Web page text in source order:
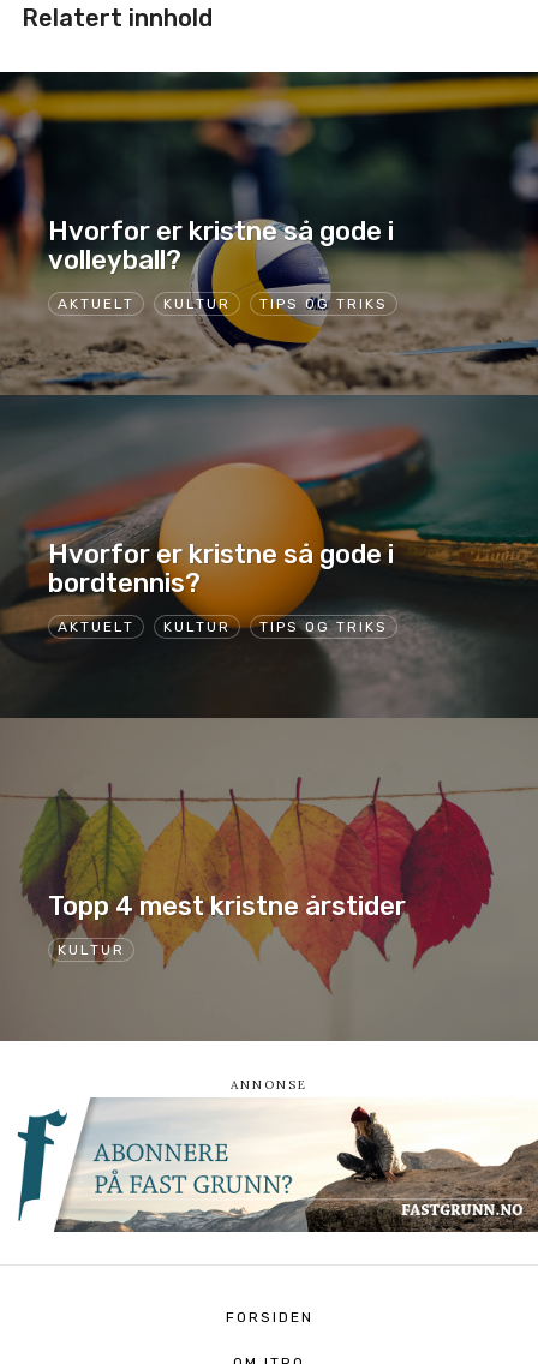
Relatert innhold
AKTUELT KULTUR TIPS OG TRIKS
Hvorfor er kristne så gode i
volleyball?
AKTUELT KULTUR TIPS OG TRIKS
Hvorfor er kristne så gode i
bordtennis?
KULTUR
Topp 4 mest kristne årstider
FORSIDEN